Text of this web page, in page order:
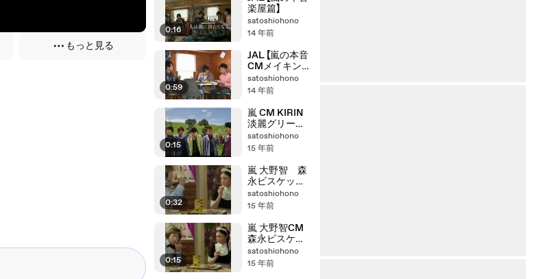
もっと見る
0:16
楽屋篇】
satoshiohono
14 年前
0:59
JAL 【嵐の本音
CMメイキン
グ】
satoshiohono
14 年前
0:15
嵐 CM KIRIN
淡麗グリーン
ラベル「る？」
篇
satoshiohono
15 年前
0:32
嵐 大野智 森
永ビスケット
CM「チョイス」
編 30秒
satoshiohono
15 年前
0:15
嵐 大野智CM
森永ビスケッ
ト「チョイス」15
秒Ver編
satoshiohono
15 年前